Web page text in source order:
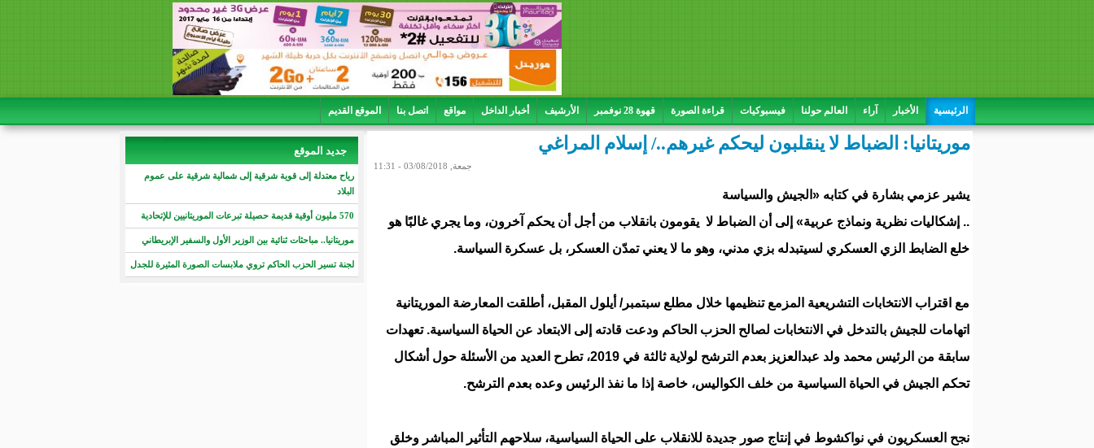
الرئيسية الأخبار آراء العالم حولنا فيسبوكيات قراءة الصورة قهوة 28 نوفمبر الأرشيف أخبار الداخل مواقع اتصل بنا الموقع القديم
جديد الموقع
رياح معتدلة إلى قوية شرقية إلى شمالية شرقية على عموم
البلاد
570 مليون أوقية قديمة حصيلة تبرعات الموريتانيين للإتحادية
موريتانيا.. مباحثات ثنائية بين الوزير الأول والسفير الإبريطاني
لجنة تسير الحزب الحاكم تروي ملابسات الصورة المثيرة للجدل
موريتانيا: الضباط لا ينقلبون ليحكم غيرهم../ إسلام المراغي
جمعة, 03/08/2018 - 11:31
يشير عزمي بشارة في كتابه «الجيش والسياسة
.. إشكاليات نظرية ونماذج عربية» إلى أن الضباط لا يقومون بانقلاب من أجل أن يحكم آخرون، وما يجري غالبًا هو
خلع الضابط الزي العسكري لسيتبدله بزي مدني، وهو ما لا يعني تمدّن العسكر، بل عسكرة السياسة.
مع اقتراب الانتخابات التشريعية المزمع تنظيمها خلال مطلع سبتمبر/ أيلول المقبل، أطلقت المعارضة الموريتانية
اتهامات للجيش بالتدخل في الانتخابات لصالح الحزب الحاكم ودعت قادته إلى الابتعاد عن الحياة السياسية. تعهدات
سابقة من الرئيس محمد ولد عبدالعزيز بعدم الترشح لولاية ثالثة في 2019، تطرح العديد من الأسئلة حول أشكال
تحكم الجيش في الحياة السياسية من خلف الكواليس، خاصة إذا ما نفذ الرئيس وعده بعدم الترشح.
نجح العسكريون في نواكشوط في إنتاج صور جديدة للانقلاب على الحياة السياسية، سلاحهم التأثير المباشر وخلق